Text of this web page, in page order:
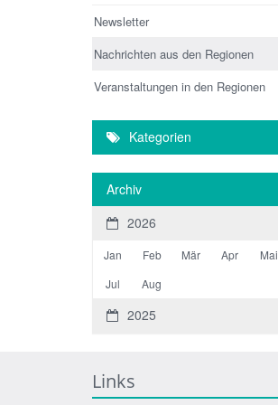
Newsletter
Nachrichten aus den Regionen
Veranstaltungen in den Regionen
Kategorien
Archiv
2026
Jan Feb Mär Apr Mai
Jul
Aug
2025
Links